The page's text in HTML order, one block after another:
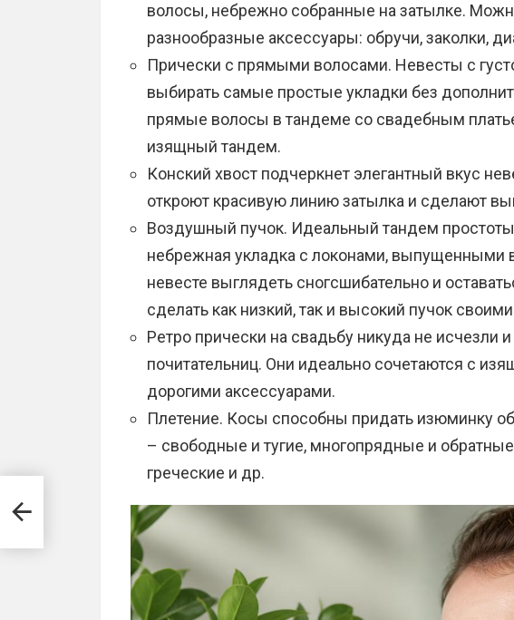
волосы, небрежно собранные на затылке.
разнообразные аксессуары: обручи, заколки,
Прически с прямыми волосами. Невесты с
выбирать самые простые укладки без
прямые волосы в тандеме со свадебным
изящный тандем.
Конский хвост подчеркнет элегантный вкус
откроют красивую линию затылка и сделают
Воздушный пучок. Идеальный тандем простоты
небрежная укладка с локонами, выпущенными
невесте выглядеть сногсшибательно и
сделать как низкий, так и высокий пучок
Ретро прически на свадьбу никуда не исчезли
почитательниц. Они идеально сочетаются с
дорогими аксессуарами.
Плетение. Косы способны придать изюминку
– свободные и тугие, многопрядные и
греческие и др.